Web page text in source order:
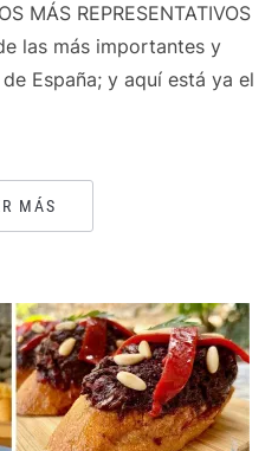
MÁS REPRESENTATIVOS
las más importantes y
España; y aquí está ya el
MÁS